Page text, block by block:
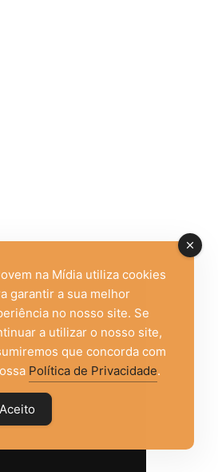
na Mídia utiliza cookies
garantir a sua melhor
no nosso site. Se
a utilizar o nosso site,
que concorda com
Política de Privacidade.
Aceito